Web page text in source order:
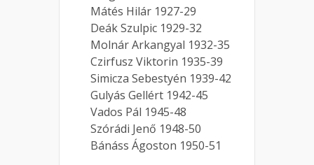
Mátés Hilár 1927-29
Deák Szulpic 1929-32
Molnár Arkangyal 1932-35
Czirfusz Viktorin 1935-39
Simicza Sebestyén 1939-42
Gulyás Gellért 1942-45
Vados Pál 1945-48
Szórádi Jenő 1948-50
Bánáss Ágoston 1950-51